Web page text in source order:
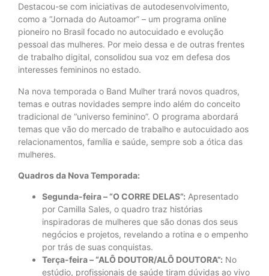
Destacou-se com iniciativas de autodesenvolvimento,
como a “Jornada do Autoamor” – um programa online
pioneiro no Brasil focado no autocuidado e evolução
pessoal das mulheres. Por meio dessa e de outras frentes
de trabalho digital, consolidou sua voz em defesa dos
interesses femininos no estado.
Na nova temporada o Band Mulher trará novos quadros,
temas e outras novidades sempre indo além do conceito
tradicional de “universo feminino”. O programa abordará
temas que vão do mercado de trabalho e autocuidado aos
relacionamentos, família e saúde, sempre sob a ótica das
mulheres.
Quadros da Nova Temporada:
Segunda-feira – “O CORRE DELAS”: Apresentado
por Camilla Sales, o quadro traz histórias
inspiradoras de mulheres que são donas dos seus
negócios e projetos, revelando a rotina e o empenho
por trás de suas conquistas.
Terça-feira – “ALÔ DOUTOR/ALÔ DOUTORA”: No
estúdio, profissionais de saúde tiram dúvidas ao vivo